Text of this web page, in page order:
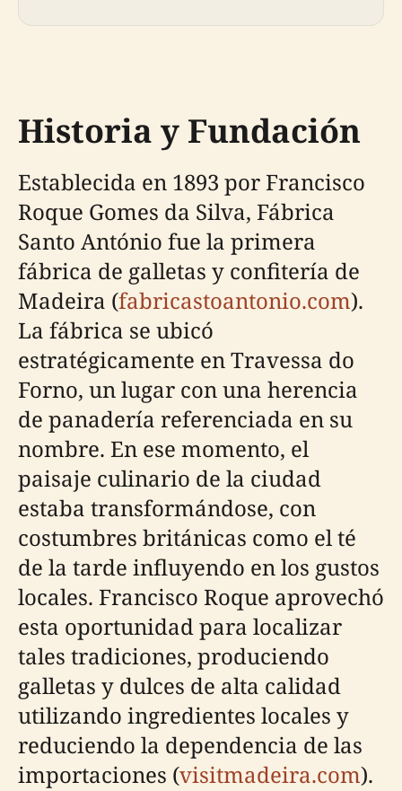
Historia y Fundación
Establecida en 1893 por Francisco
Roque Gomes da Silva, Fábrica
Santo António fue la primera
fábrica de galletas y confitería de
Madeira (fabricastoantonio.com).
La fábrica se ubicó
estratégicamente en Travessa do
Forno, un lugar con una herencia
de panadería referenciada en su
nombre. En ese momento, el
paisaje culinario de la ciudad
estaba transformándose, con
costumbres británicas como el té
de la tarde influyendo en los gustos
locales. Francisco Roque aprovechó
esta oportunidad para localizar
tales tradiciones, produciendo
galletas y dulces de alta calidad
utilizando ingredientes locales y
reduciendo la dependencia de las
importaciones (visitmadeira.com).